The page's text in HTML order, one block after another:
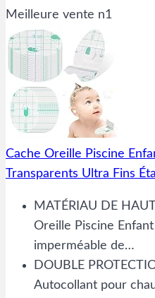
Meilleure vente n1
Cache Oreille Piscine
Transparents Ultra Fins
MATÉRIAU DE
Oreille Piscine
imperméable de…
DOUBLE
Autocollant pour